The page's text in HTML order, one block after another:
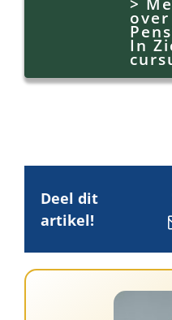
>
In
Deel dit
artikel!